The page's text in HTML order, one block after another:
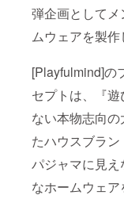
弾企画として
ムウェアを製作
[Playfulmind]の
セプトは、『
ない本物志向
たハウスブラン
パジャマに見
なホームウェ